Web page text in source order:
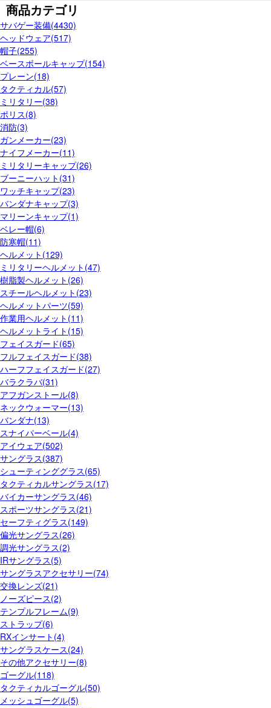
商品カテゴリ
サバゲー装備(4430)
ヘッドウェア(517)
帽子(255)
ベースボールキャップ(154)
プレーン(18)
タクティカル(57)
ミリタリー(38)
ポリス(8)
消防(3)
ガンメーカー(23)
ナイフメーカー(11)
ミリタリーキャップ(26)
ブーニーハット(31)
ワッチキャップ(23)
バンダナキャップ(3)
マリーンキャップ(1)
ベレー帽(6)
防寒帽(11)
ヘルメット(129)
ミリタリーヘルメット(47)
樹脂製ヘルメット(26)
スチールヘルメット(23)
ヘルメットパーツ(59)
作業用ヘルメット(11)
ヘルメットライト(15)
フェイスガード(65)
フルフェイスガード(38)
ハーフフェイスガード(27)
バラクラバ(31)
アフガンストール(8)
ネックウォーマー(13)
バンダナ(13)
スナイパーベール(4)
アイウェア(502)
サングラス(387)
シューティンググラス(65)
タクティカルサングラス(17)
バイカーサングラス(46)
スポーツサングラス(21)
セーフティグラス(149)
偏光サングラス(26)
調光サングラス(2)
IRサングラス(5)
サングラスアクセサリー(74)
交換レンズ(21)
ノーズピース(2)
テンプルフレーム(9)
ストラップ(6)
RXインサート(4)
サングラスケース(24)
その他アクセサリー(8)
ゴーグル(118)
タクティカルゴーグル(50)
メッシュゴーグル(5)